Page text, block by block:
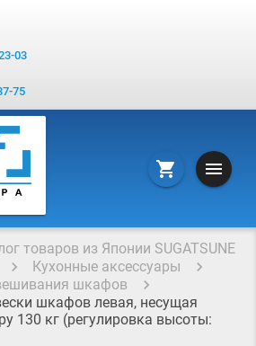
03
75
shopping_cart menu
товаров из Японии SUGATSUNE
Кухонные аксессуары
шкафов
шкафов левая, несущая
130 кг (регулировка высоты: